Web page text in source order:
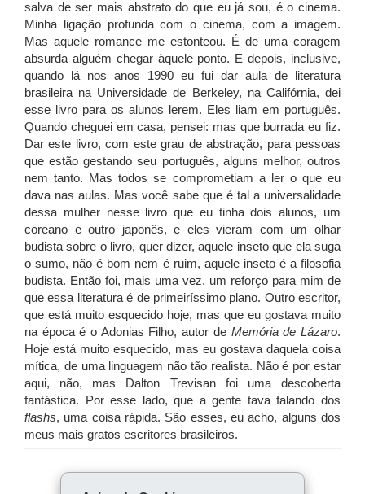
salva de ser mais abstrato do que eu já sou, é o cinema.
Minha ligação profunda com o cinema, com a imagem.
Mas aquele romance me estonteou. É de uma coragem
absurda alguém chegar àquele ponto. E depois, inclusive,
quando lá nos anos 1990 eu fui dar aula de literatura
brasileira na Universidade de Berkeley, na Califórnia, dei
esse livro para os alunos lerem. Eles liam em português.
Quando cheguei em casa, pensei: mas que burrada eu fiz.
Dar este livro, com este grau de abstração, para pessoas
que estão gestando seu português, alguns melhor, outros
nem tanto. Mas todos se comprometiam a ler o que eu
dava nas aulas. Mas você sabe que é tal a universalidade
dessa mulher nesse livro que eu tinha dois alunos, um
coreano e outro japonês, e eles vieram com um olhar
budista sobre o livro, quer dizer, aquele inseto que ela suga
o sumo, não é bom nem é ruim, aquele inseto é a filosofia
budista. Então foi, mais uma vez, um reforço para mim de
que essa literatura é de primeiríssimo plano. Outro escritor,
que está muito esquecido hoje, mas que eu gostava muito
na época é o Adonias Filho, autor de Memória de Lázaro.
Hoje está muito esquecido, mas eu gostava daquela coisa
mítica, de uma linguagem não tão realista. Não é por estar
aqui, não, mas Dalton Trevisan foi uma descoberta
fantástica. Por esse lado, que a gente tava falando dos
flashs, uma coisa rápida. São esses, eu acho, alguns dos
meus mais gratos escritores brasileiros.